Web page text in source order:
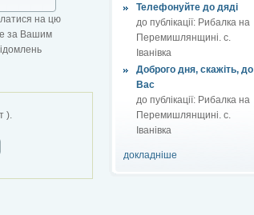
Телефонуйте до дяді
до публікації: Рибалка на
Перемишлянщині. с.
Іванівка
Доброго дня, скажіть, до
Вас
до публікації: Рибалка на
Перемишлянщині. с.
Іванівка
докладніше
на цю
за Вашим
).